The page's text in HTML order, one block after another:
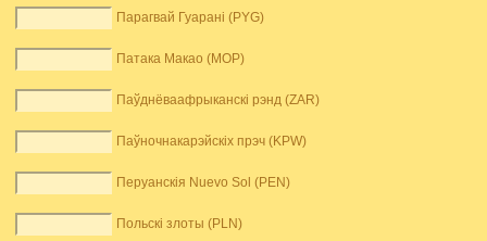
Парагвай Гуарані (PYG)
Патака Макао (MOP)
Паўднёваафрыканскі рэнд (ZAR)
Паўночнакарэйскіх прэч (KPW)
Перуанскія Nuevo Sol (PEN)
Польскі злоты (PLN)